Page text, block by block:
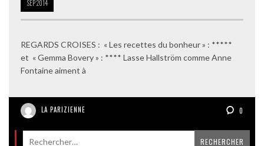
SEP2014
REGARDS CROISES : « Les recettes du bonheur » : *****
et « Gemma Bovery » : **** Lasse Hallström comme Anne
Fontaine aiment à
LA PARIZIENNE 0